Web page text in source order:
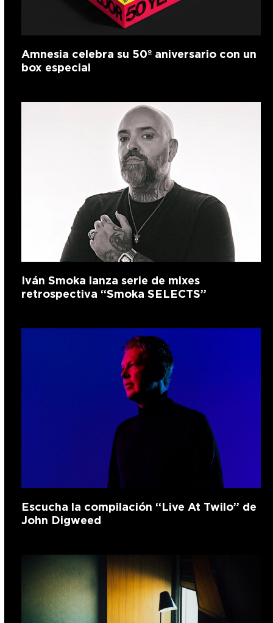
Amnesia celebra su 50º aniversario con un
box especial
Iván Smoka lanza serie de mixes
retrospectiva “Smoka SELECTS”
Escucha la compilación “Live At Twilo” de
John Digweed